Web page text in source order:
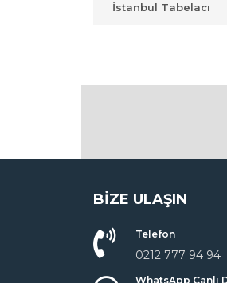
İstanbul Tabelacı
BIZE ULAŞIN
Telefon
0212 777 94 94
WhatsApp Canlı